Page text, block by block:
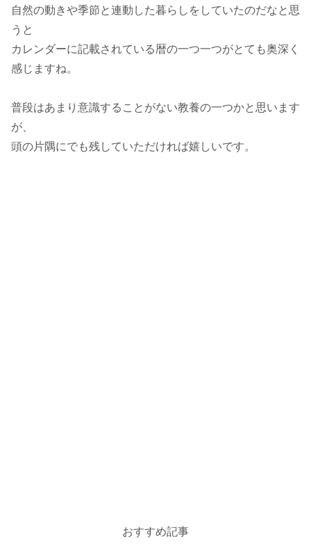
自然の動きや季節と連動した暮らしをしていたのだなと思
うと
カレンダーに記載されている暦の一つ一つがとても奥深く
感じますね。
普段はあまり意識することがない教養の一つかと思います
が、
頭の片隅にでも残していただければ嬉しいです。
おすすめ記事